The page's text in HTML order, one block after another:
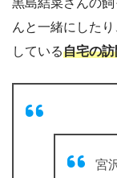
んと一緒にした
している自宅の訪
宮